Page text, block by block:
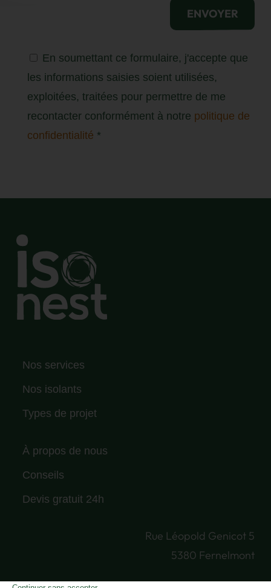
ENVOYER
En soumettant ce formulaire, j'accepte que
les informations saisies soient utilisées,
exploitées, traitées pour permettre de me
recontacter conformément à notre politique de
confidentialité *
Nos services
Nos isolants
Types de projet
À propos de nous
Conseils
Devis gratuit 24h
Rue Léopold Genicot 5
5380 Fernelmont
info@isonest.be